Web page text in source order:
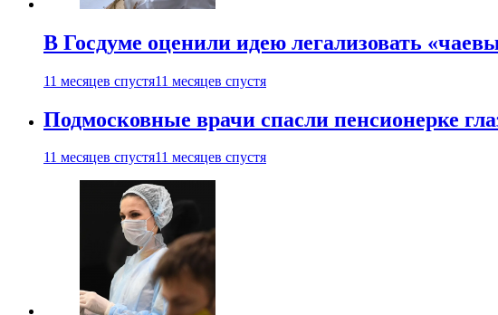
В Госдуме оценили идею легализовать
11 месяцев спустя11 месяцев спустя
Подмосковные врачи спасли пенсионерке
11 месяцев спустя11 месяцев спустя